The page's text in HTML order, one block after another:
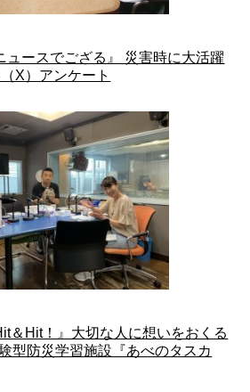
ュースでござる』 災害時に大活躍
X）アンケート
＆Hit！』大切な人に想いをおくる
型防災学習施設『あべのタスカ